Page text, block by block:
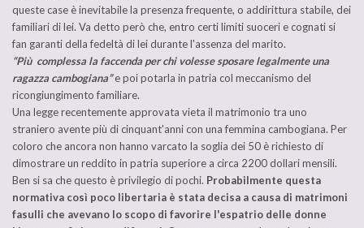
queste case è inevitabile la presenza frequente, o addirittura stabile, dei
familiari di lei. Va detto però che, entro certi limiti suoceri e cognati si
fan garanti della fedeltà di lei durante l'assenza del marito.
“Più complessa la faccenda per chi volesse sposare legalmente una
ragazza cambogiana”e poi potarla in patria col meccanismo del
ricongiungimento familiare.
Una legge recentemente approvata vieta il matrimonio tra uno
straniero avente più di cinquant'anni con una femmina cambogiana. Per
coloro che ancora non hanno varcato la soglia dei 50 è richiesto di
dimostrare un reddito in patria superiore a circa 2200 dollari mensili.
Ben si sa che questo è privilegio di pochi. Probabilmente questa
normativa così poco libertaria è stata decisa a causa di matrimoni
fasulli che avevano lo scopo di favorire l'espatrio delle donne